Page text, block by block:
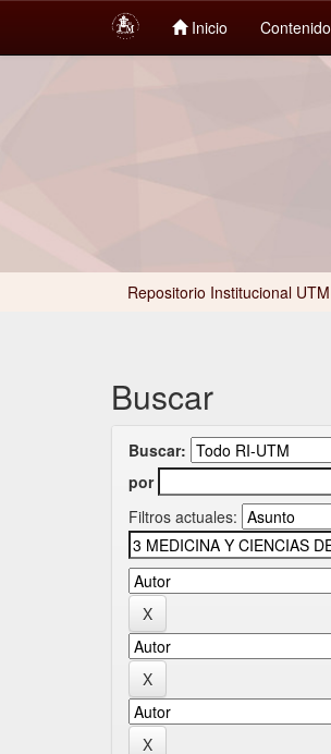
Inicio Contenido
Repositorio Institucional UTM
Buscar
Buscar:
por
Filtros actuales: